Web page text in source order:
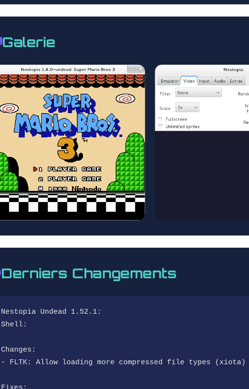
Galerie
Derniers Changements
Nestopia Undead 1.52.1:
Shell:
Changes:
- FLTK: Allow loading more compressed file types (xiota)
Fixes: